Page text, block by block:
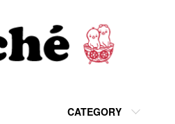
CATEGORY